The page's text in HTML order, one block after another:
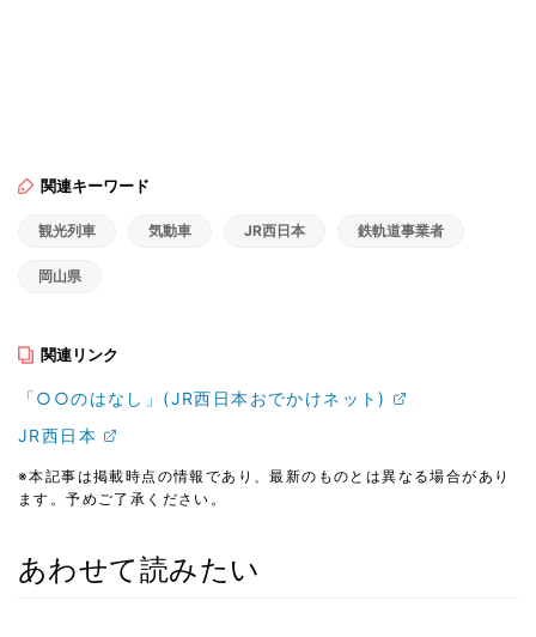
関連キーワード
観光列車 気動車 JR西日本 鉄軌道事業者
岡山県
関連リンク
「○○のはなし」(JR西日本おでかけネット)
JR西日本
※本記事は掲載時点の情報であり、最新のものとは異なる場合があり
ます。予めご了承ください。
あわせて読みたい